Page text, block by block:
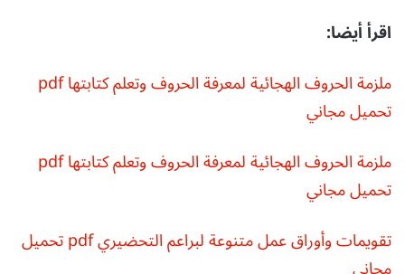
اقرأ أيضا:
ملزمة الحروف الهجائية لمعرفة الحروف وتعلم كتابتها pdf
تحميل مجاني
ملزمة الحروف الهجائية لمعرفة الحروف وتعلم كتابتها pdf
تحميل مجاني
تقويمات وأوراق عمل متنوعة لبراعم التحضيري pdf تحميل